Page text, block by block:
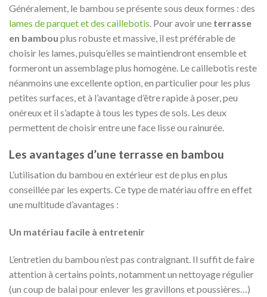
Généralement, le bambou se présente sous deux formes : des
lames de parquet et des caillebotis. Pour avoir une terrasse
en bambou plus robuste et massive, il est préférable de
choisir les lames, puisqu’elles se maintiendront ensemble et
formeront un assemblage plus homogène. Le caillebotis reste
néanmoins une excellente option, en particulier pour les plus
petites surfaces, et à l’avantage d’être rapide à poser, peu
onéreux et il s’adapte à tous les types de sols. Les deux
permettent de choisir entre une face lisse ou rainurée.
Les avantages d’une terrasse en bambou
L’utilisation du bambou en extérieur est de plus en plus
conseillée par les experts. Ce type de matériau offre en effet
une multitude d’avantages :
Un matériau facile à entretenir
L’entretien du bambou n’est pas contraignant. Il suffit de faire
attention à certains points, notamment un nettoyage régulier
(un coup de balai pour enlever les gravillons et poussières…)